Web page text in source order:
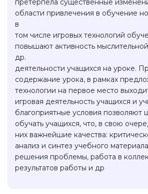
претерпела существенные
области привлечения в обучение
в
том числе игровых технологий
повышают активность
др.
деятельности учащихся на уроке.
содержание урока, в рамках
технологии на первое место
игровая деятельность учащихся и
благоприятные условия позволяют
обучать учащихся, что, в свою
них важнейшие качества:
анализ и синтез учебного
решения проблемы, работа в
результатов работы и др